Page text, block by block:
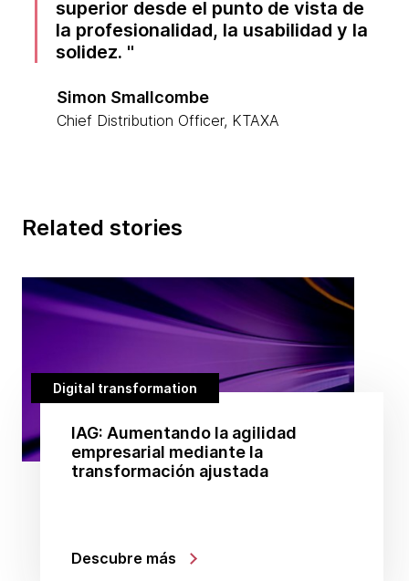
superior desde el punto de vista de
la profesionalidad, la usabilidad y la
solidez.
Simon Smallcombe
Chief Distribution Officer, KTAXA
Related stories
Digital transformation
IAG: Aumentando la agilidad
empresarial mediante la
transformación ajustada
Descubre más